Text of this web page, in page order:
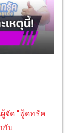
จัด “ฟู้ดทรัค
กับ